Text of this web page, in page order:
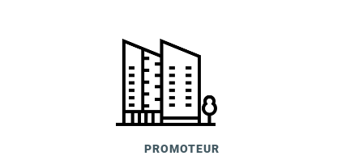
PROMOTEUR